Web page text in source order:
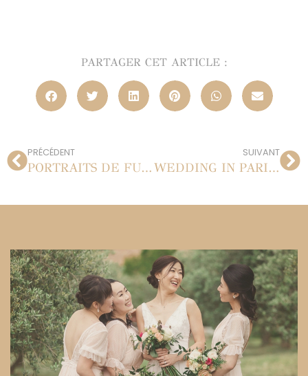
PARTAGER CET ARTICLE :
PRÉCÉDENT
PORTRAITS DE FUTURS PARENTS EN STUDIO | EMELIE + MATHIEU | 24.02.2013
SUIVANT
WEDDING IN PARIS | MAGGIE + RENÉ | 12.04.2013